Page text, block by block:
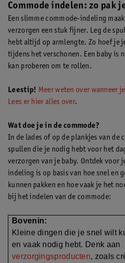
Commode indelen: zo pak
Een slimme commode-indeling
verzorgen een stuk fijner. Leg de
hebt altijd op armlengte. Zo hoef je
tijdens het verschonen. Een baby is
kan proberen om te rollen.
Leestip! Meer weten over wanneer
Lees er hier alles over.
Wat doe je in de commode?
In de lades of op de plankjes van de
spullen die je nodig hebt voor het
verzorgen van je baby. Ontdek voor
indeling is op basis van hoe snel en
kunnen pakken en hoe vaak je het
bij het indelen van de commode:
Bovenin:
Kleine dingen die je snel wilt
en vaak nodig hebt. Denk aan
verzorgingsproducten, zoals